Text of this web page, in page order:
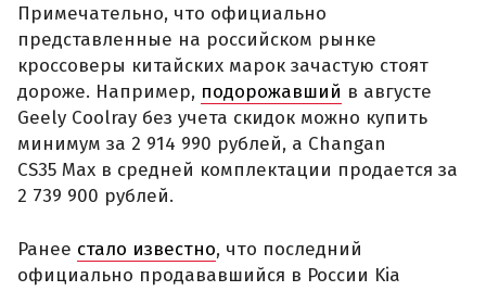
Примечательно, что официально
представленные на российском рынке
кроссоверы китайских марок зачастую стоят
дороже. Например, подорожавший в августе
Geely Coolray без учета скидок можно купить
минимум за 2 914 990 рублей, а Changan
CS35 Max в средней комплектации продается за
2 739 900 рублей.
Ранее стало известно, что последний
официально продававшийся в России Kia